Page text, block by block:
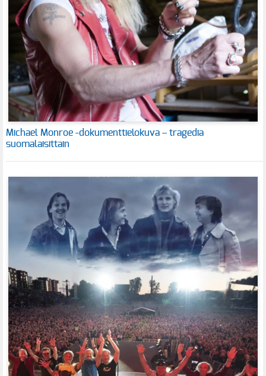
Michael Monroe -dokumenttielokuva – tragedia
suomalaisittain